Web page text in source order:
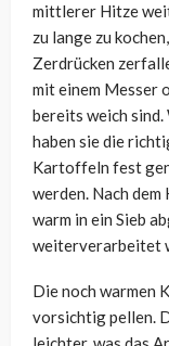
mittlerer Hitze
zu lange zu
Zerdrücken
mit einem Messer
bereits weich
haben sie die
Kartoffeln fest
werden. Nach
warm in ein Sieb
weiterverarbeitet
Die noch warmen
vorsichtig pellen.